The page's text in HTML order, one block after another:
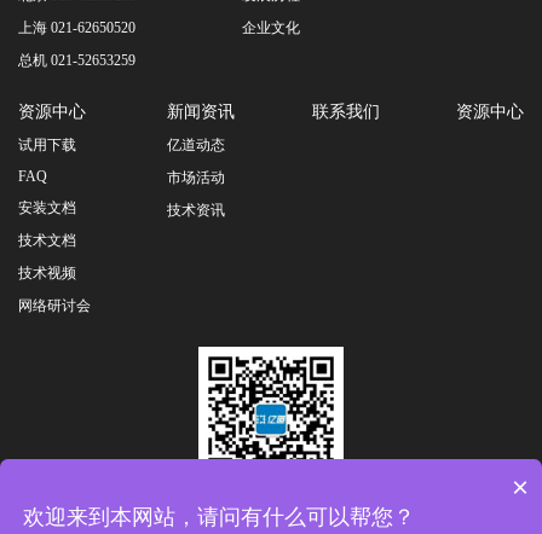
上海 021-62650520
总机 021-52653259
企业文化
资源中心
试用下载
FAQ
安装文档
技术文档
技术视频
网络研讨会
新闻资讯
亿道动态
市场活动
技术资讯
联系我们 资源中心
扫一扫关注公众号
×
欢迎来到本网站，请问有什么可以帮您？